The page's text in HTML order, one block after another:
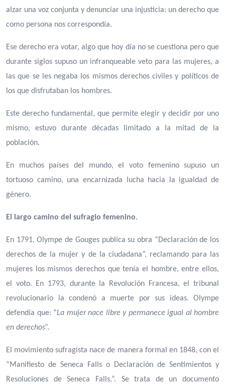
alzar una voz conjunta y denunciar una injusticia: un derecho que
como persona nos correspondía.
Ese derecho era votar, algo que hoy día no se cuestiona pero que
durante siglos supuso un infranqueable veto para las mujeres, a
las que se les negaba los mismos derechos civiles y políticos de
los que disfrutaban los hombres.
Este derecho fundamental, que permite elegir y decidir por uno
mismo, estuvo durante décadas limitado a la mitad de la
población.
En muchos países del mundo, el voto femenino supuso un
tortuoso camino, una encarnizada lucha hacia la igualdad de
género.
El largo camino del sufragio femenino.
En 1791, Olympe de Gouges publica su obra “Declaración de los
derechos de la mujer y de la ciudadana”, reclamando para las
mujeres los mismos derechos que tenía el hombre, entre ellos,
el voto. En 1793, durante la Revolución Francesa, el tribunal
revolucionario la condenó a muerte por sus ideas. Olympe
defendía que: “La mujer nace libre y permanece igual al hombre
en derechos”.
El movimiento sufragista nace de manera formal en 1848, con el
“Manifiesto de Seneca Falls o Declaración de Sentimientos y
Resoluciones de Seneca Falls,”. Se trata de un documento